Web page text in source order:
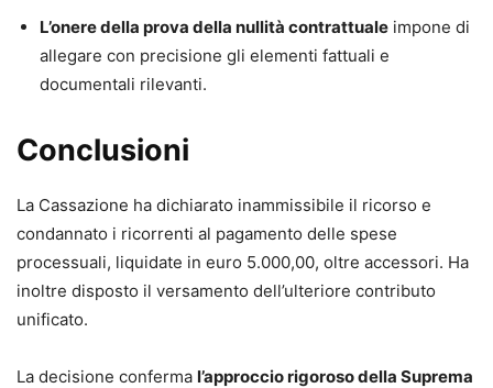
L’onere della prova della nullità contrattuale impone di
allegare con precisione gli elementi fattuali e
documentali rilevanti.
Conclusioni
La Cassazione ha dichiarato inammissibile il ricorso e
condannato i ricorrenti al pagamento delle spese
processuali, liquidate in euro 5.000,00, oltre accessori. Ha
inoltre disposto il versamento dell’ulteriore contributo
unificato.
La decisione conferma l’approccio rigoroso della Suprema